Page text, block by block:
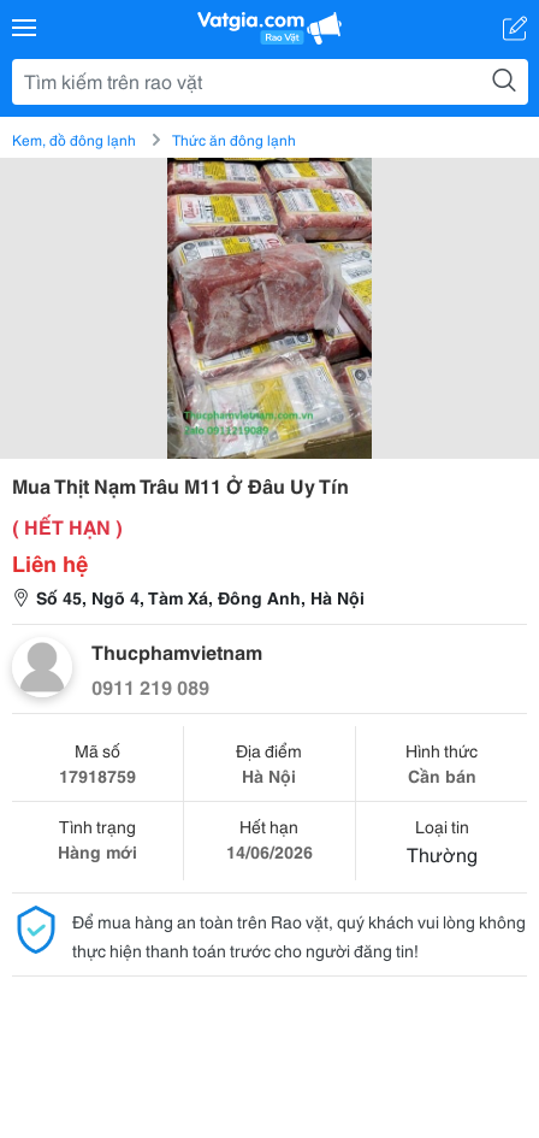
Kem, đồ đông lạnh Thức ăn đông lạnh
Mua Thịt Nạm Trâu M11 Ở Đâu Uy Tín
( HẾT HẠN )
Liên hệ
Số 45, Ngõ 4, Tàm Xá, Đông Anh, Hà Nội
Thucphamvietnam
0911 219 089
Mã số
17918759
Địa điểm
Hà Nội
Hình thức
Cần bán
Tình trạng
Hàng mới
Hết hạn
14/06/2026
Loại tin
Thường
Để mua hàng an toàn trên Rao vặt, quý khách vui lòng không
thực hiện thanh toán trước cho người đăng tin!